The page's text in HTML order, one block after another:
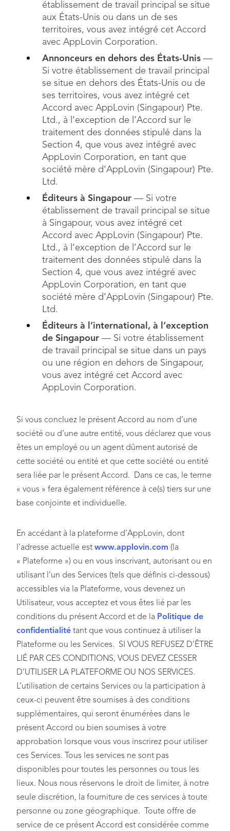
établissement de travail principal se situe
aux États-Unis ou dans un de ses
territoires, vous avez intégré cet Accord
avec AppLovin Corporation.
Annonceurs en dehors des États-Unis —
Si votre établissement de travail principal
se situe en dehors des États-Unis ou de
ses territoires, vous avez intégré cet
Accord avec AppLovin (Singapour) Pte.
Ltd., à l’exception de l’Accord sur le
traitement des données stipulé dans la
Section 4, que vous avez intégré avec
AppLovin Corporation, en tant que
société mère d’AppLovin (Singapour) Pte.
Ltd.
Éditeurs à Singapour — Si votre
établissement de travail principal se situe
à Singapour, vous avez intégré cet
Accord avec AppLovin (Singapour) Pte.
Ltd., à l’exception de l’Accord sur le
traitement des données stipulé dans la
Section 4, que vous avez intégré avec
AppLovin Corporation, en tant que
société mère d’AppLovin (Singapour) Pte.
Ltd.
Éditeurs à l’international, à l’exception
de Singapour — Si votre établissement
de travail principal se situe dans un pays
ou une région en dehors de Singapour,
vous avez intégré cet Accord avec
AppLovin Corporation.
Si vous concluez le présent Accord au nom d’une
société ou d’une autre entité, vous déclarez que vous
êtes un employé ou un agent dûment autorisé de
cette société ou entité et que cette société ou entité
sera liée par le présent Accord. Dans ce cas, le terme
« vous » fera également référence à ce(s) tiers sur une
base conjointe et individuelle.
En accédant à la plateforme d’AppLovin, dont
l’adresse actuelle est www.applovin.com (la
« Plateforme ») ou en vous inscrivant, autorisant ou en
utilisant l’un des Services (tels que définis ci-dessous)
accessibles via la Plateforme, vous devenez un
Utilisateur, vous acceptez et vous êtes lié par les
conditions du présent Accord et de la Politique de
confidentialité tant que vous continuez à utiliser la
Plateforme ou les Services. SI VOUS REFUSEZ D’ÊTRE
LIÉ PAR CES CONDITIONS, VOUS DEVEZ CESSER
D’UTILISER LA PLATEFORME OU NOS SERVICES.
L’utilisation de certains Services ou la participation à
ceux-ci peuvent être soumises à des conditions
supplémentaires, qui seront énumérées dans le
présent Accord ou bien soumises à votre
approbation lorsque vous vous inscrirez pour utiliser
ces Services. Tous les services ne sont pas
disponibles pour toutes les personnes ou tous les
lieux. Nous nous réservons le droit de limiter, à notre
seule discrétion, la fourniture de ces services à toute
personne ou zone géographique. Toute offre de
service de ce présent Accord est considérée comme